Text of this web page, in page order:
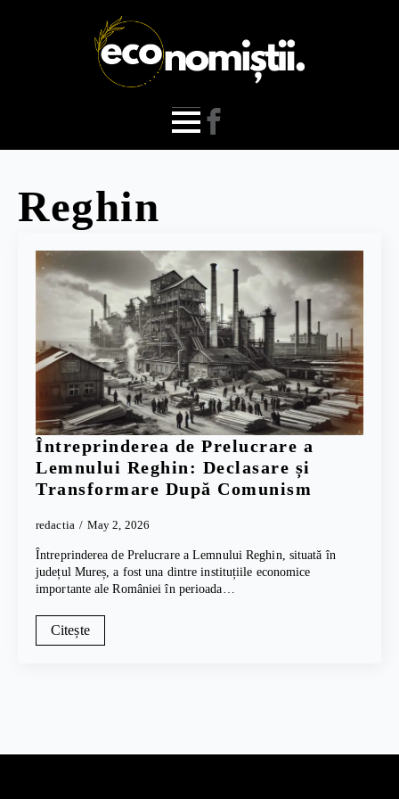
Reghin
Întreprinderea de Prelucrare a
Lemnului Reghin: Declasare și
Transformare După Comunism
redactia May 2, 2026
Întreprinderea de Prelucrare a Lemnului Reghin, situată în
județul Mureș, a fost una dintre instituțiile economice
importante ale României în perioada…
Citește